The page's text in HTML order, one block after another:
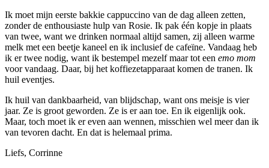
Ik moet mijn eerste bakkie cappuccino van de dag alleen zetten,
zonder de enthousiaste hulp van Rosie. Ik pak één kopje in plaats
van twee, want we drinken normaal altijd samen, zij alleen warme
melk met een beetje kaneel en ik inclusief de cafeïne. Vandaag heb
ik er twee nodig, want ik bestempel mezelf maar tot een emo mom
voor vandaag. Daar, bij het koffiezetapparaat komen de tranen. Ik
huil eventjes.
Ik huil van dankbaarheid, van blijdschap, want ons meisje is vier
jaar. Ze is groot geworden. Ze is er aan toe. En ik eigenlijk ook.
Maar, toch moet ik er even aan wennen, misschien wel meer dan ik
van tevoren dacht. En dat is helemaal prima.
Liefs, Corrinne